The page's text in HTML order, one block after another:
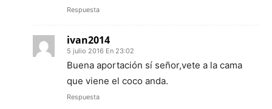
Respuesta
ivan2014
5 julio 2016 En 23:02
Buena aportación sí señor,vete a la cama
que viene el coco anda.
Respuesta